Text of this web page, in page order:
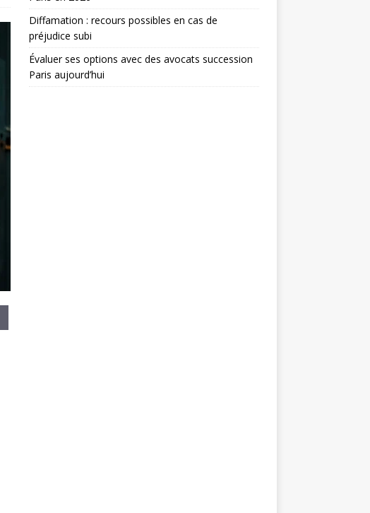
Diffamation : recours possibles en cas de
préjudice subi
Évaluer ses options avec des avocats succession
Paris aujourd’hui